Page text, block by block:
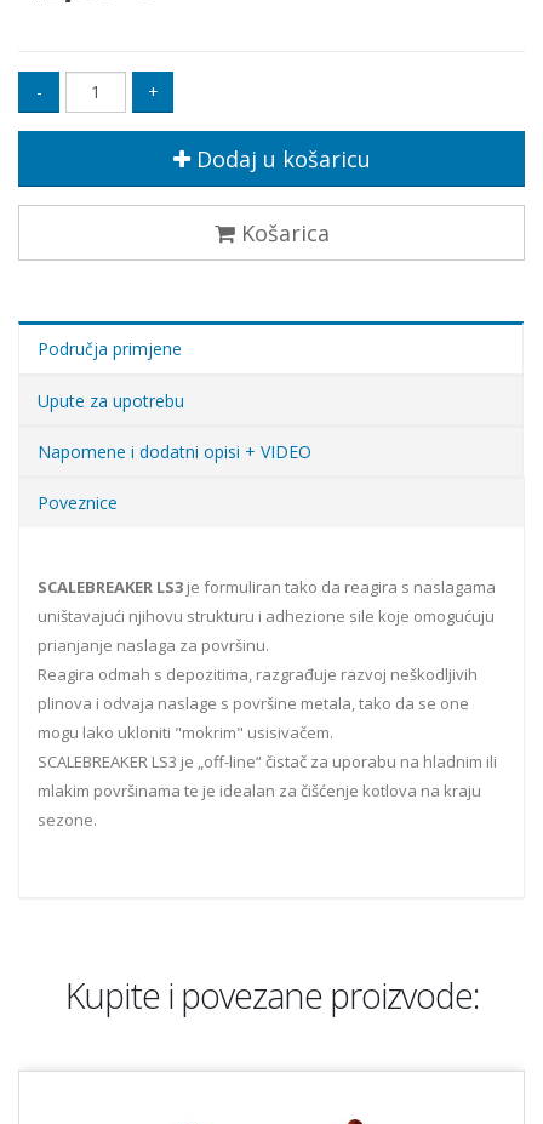
Dodaj u košaricu
Košarica
Područja primjene
Upute za upotrebu
Napomene i dodatni opisi + VIDEO
Poveznice
SCALEBREAKER LS3 je formuliran tako da reagira s naslagama
uništavajući njihovu strukturu i adhezione sile koje omogućuju
prianjanje naslaga za površinu.
Reagira odmah s depozitima, razgrađuje razvoj neškodljivih
plinova i odvaja naslage s površine metala, tako da se one
mogu lako ukloniti "mokrim" usisivačem.
SCALEBREAKER LS3 je „off-line“ čistač za uporabu na hladnim ili
mlakim površinama te je idealan za čišćenje kotlova na kraju
sezone.
Kupite i povezane proizvode: